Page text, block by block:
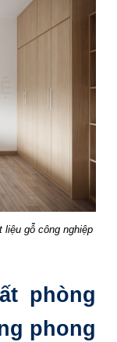
liệu gỗ công nghiệp
phòng
phong